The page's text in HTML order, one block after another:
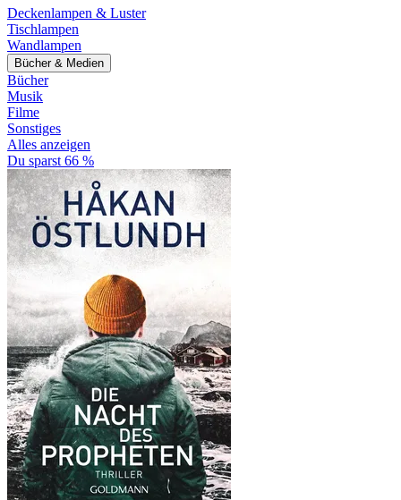
Deckenlampen & Luster
Tischlampen
Wandlampen
Bücher & Medien
Bücher
Musik
Filme
Sonstiges
Alles anzeigen
Du sparst 66 %